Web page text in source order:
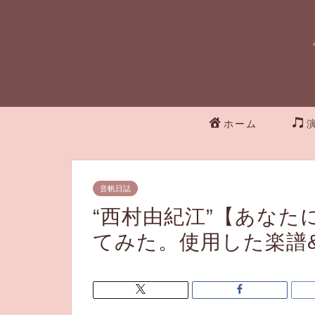
ホーム
音帆日誌
“西村由紀江”【あな
てみた。使用した楽